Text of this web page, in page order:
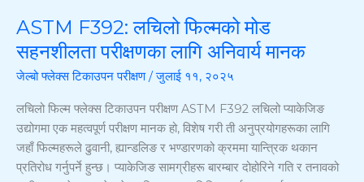
ASTM F392: लचिलो फिल्मको मोड
सहनशीलता परीक्षणका लागि अनिवार्य मानक
जेल्बो फ्लेक्स टिकाउपन परीक्षण/जुलाई ११, २०२५
लचिलो फिल्म फ्लेक्स टिकाउपन परीक्षण ASTM F392 लचिलो प्याकेजिङ
उद्योगमा एक महत्वपूर्ण परीक्षण मानक हो, विशेष गरी ती अनुप्रयोगहरूका लागि
जहाँ फिल्महरूले ढुवानी, ह्यान्डलिङ र भण्डारणको क्रममा यान्त्रिक थकान
प्रतिरोध गर्नुपर्ने हुन्छ। प्याकेजिङ सामग्रीहरू बारम्बार दोहोरिने गति र तनावको
ASTM
F392:
लचिलो
फिल्मको
मोड
सहनशीलता
परीक्षणका
लागि